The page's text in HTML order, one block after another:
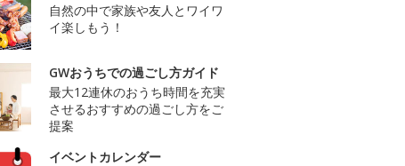
自然の中で家族や友人とワイワ
イ楽しもう！
GWおうちでの過ごし方ガイド
最大12連休のおうち時間を充実
させるおすすめの過ごし方をご
提案
イベントカレンダー